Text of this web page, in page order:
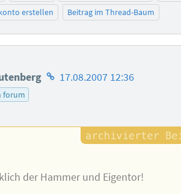
erstellen
Beitrag im Thread-Baum
Homepage
17.08.2007 12:36
forum
der Hammer und Eigentor!